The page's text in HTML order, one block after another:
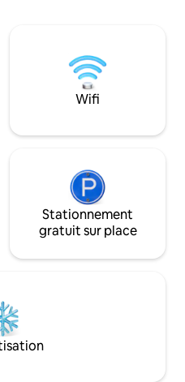
2
:
charge :
・
* Seuls
l'intérieur
les
de
urbaine secrète
août 2023. La superficie totale est de
93.Rénové un
étages. * La
l'espace de vie
troisième étage,
manière
que pour les
L'intérieur utilise
l'espace ouvert
élégant
Wifi
Stationnement
gratuit sur place